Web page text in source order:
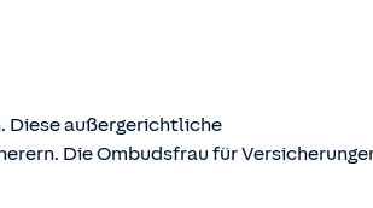
Diese außergerichtliche
Die Ombudsfrau für